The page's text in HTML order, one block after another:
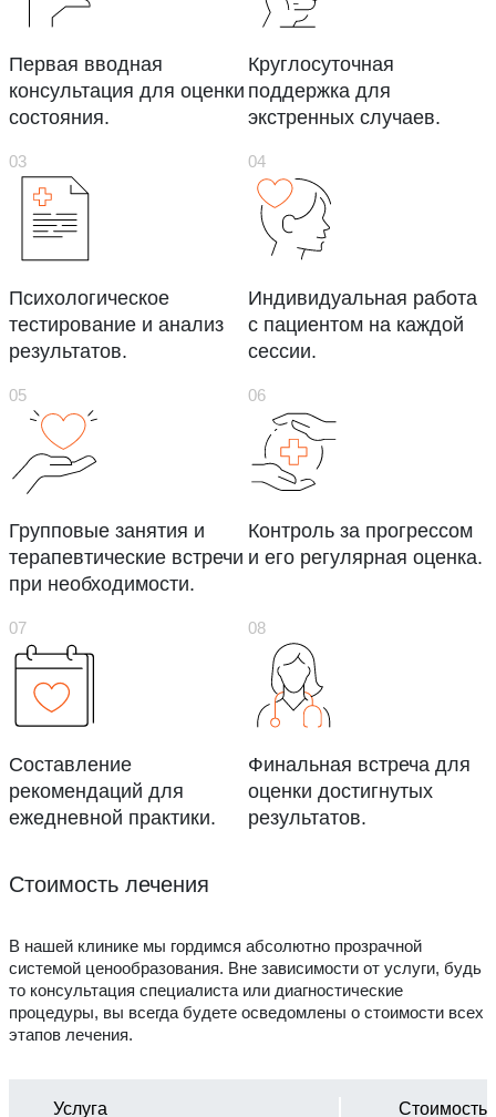
Первая вводная
консультация для оценки
состояния.
Круглосуточная
поддержка для
экстренных случаев.
Психологическое
тестирование и анализ
результатов.
Индивидуальная работа
с пациентом на каждой
сессии.
Групповые занятия и
терапевтические встречи
при необходимости.
Контроль за прогрессом
и его регулярная оценка.
Составление
рекомендаций для
ежедневной практики.
Финальная встреча для
оценки достигнутых
результатов.
Стоимость лечения
В нашей клинике мы гордимся абсолютно прозрачной
системой ценообразования. Вне зависимости от услуги, будь
то консультация специалиста или диагностические
процедуры, вы всегда будете осведомлены о стоимости всех
этапов лечения.
Услуга Стоимость